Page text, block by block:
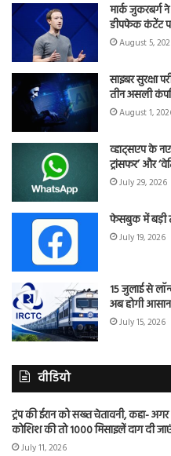
मार्क जुकरबर्ग
डीपफेक कंटेंट
August 5,
साइबर सुरक्षा
तीन असली
August 1,
व्हाट्सएप के
ट्रांसफर’ और
July 29, 2026
फेसबुक में बड़ी
July 19, 2026
15 जुलाई से
अब होगी
July 15, 2026
वीडियो
ट्रंप की ईरान को सख्त चेतावनी, कहा-
कोशिश की तो 1000 मिसाइलें दाग दी
July 11, 2026